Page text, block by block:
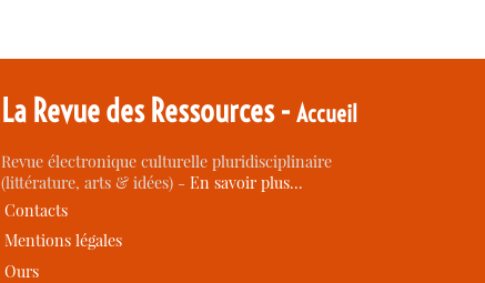
La Revue des Ressources -Accueil
Revue électronique culturelle pluridisciplinaire
(littérature, arts & idées) -En savoir plus…
Contacts
Mentions légales
Ours